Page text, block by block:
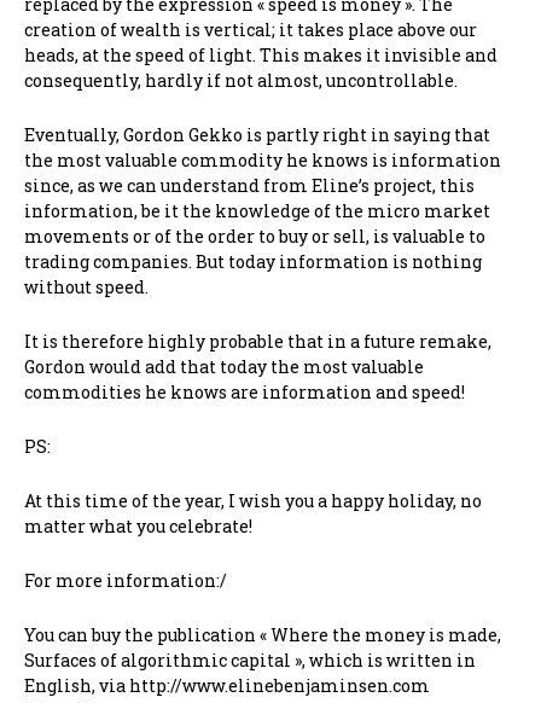
creation of wealth is vertical; it takes place above our
heads, at the speed of light. This makes it invisible and
consequently, hardly if not almost, uncontrollable.
Eventually, Gordon Gekko is partly right in saying that
the most valuable commodity he knows is information
since, as we can understand from Eline’s project, this
information, be it the knowledge of the micro market
movements or of the order to buy or sell, is valuable to
trading companies. But today information is nothing
without speed.
It is therefore highly probable that in a future remake,
Gordon would add that today the most valuable
commodities he knows are information and speed!
PS:
At this time of the year, I wish you a happy holiday, no
matter what you celebrate!
For more information:/
You can buy the publication « Where the money is made,
Surfaces of algorithmic capital », which is written in
English, via http://www.elinebenjaminsen.com